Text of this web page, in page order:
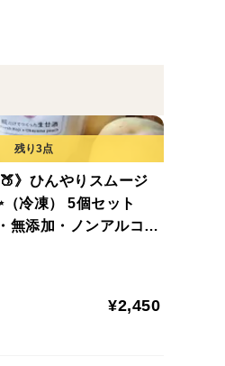
と栽培に取り組む「観
高く後味が良いのが特
》ひんやりスムージ
冷凍） 5個セット
無添加・ノンアルコー
¥2,450